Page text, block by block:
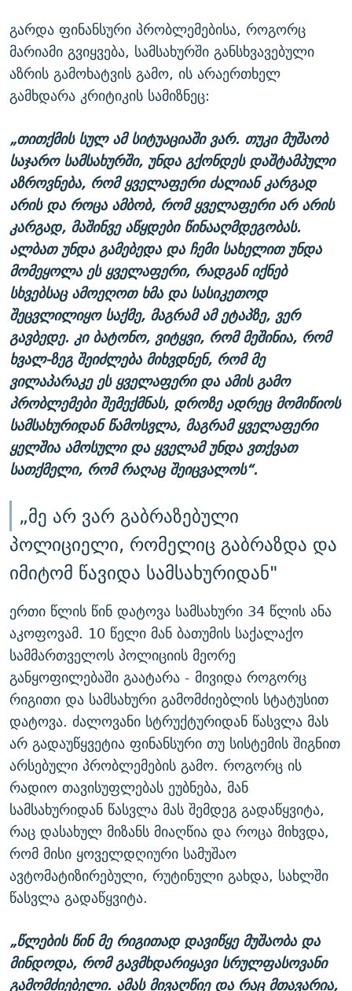
გარდა ფინანსური პრობლემებისა, როგორც
მარიამი გვიყვება, სამსახურში განსხვავებული
აზრის გამოხატვის გამო, ის არაერთხელ
გამხდარა კრიტიკის სამიზნეც:
„თითქმის სულ ამ სიტუაციაში ვარ. თუკი მუშაობ
საჯარო სამსახურში, უნდა გქონდეს დაშტამპული
აზროვნება, რომ ყველაფერი ძალიან კარგად
არის და როცა ამბობ, რომ ყველაფერი არ არის
კარგად, მაშინვე აწყდები წინააღმდეგობას.
ალბათ უნდა გამებედა და ჩემი სახელით უნდა
მომეყოლა ეს ყველაფერი, რადგან იქნებ
სხვებსაც ამოეღოთ ხმა და სასიკეთოდ
შეცვლილიყო საქმე, მაგრამ ამ ეტაპზე, ვერ
გავბედე. კი ბატონო, ვიტყვი, რომ მეშინია, რომ
ხვალ-ზეგ შეიძლება მიხვდნენ, რომ მე
ვილაპარაკე ეს ყველაფერი და ამის გამო
პრობლემები შემექმნას, დროზე ადრეც მომიწიოს
სამსახურიდან წამოსვლა, მაგრამ ყველაფერი
ყელშია ამოსული და ყველამ უნდა ვთქვათ
სათქმელი, რომ რაღაც შეიცვალოს“.
„მე არ ვარ გაბრაზებული
პოლიციელი, რომელიც გაბრაზდა და
იმიტომ წავიდა სამსახურიდან"
ერთი წლის წინ დატოვა სამსახური 34 წლის ანა
აკოფოვამ. 10 წელი მან ბათუმის საქალაქო
სამმართველოს პოლიციის მეორე
განყოფილებაში გაატარა - მივიდა როგორც
რიგითი და სამსახური გამომძიებლის სტატუსით
დატოვა. ძალოვანი სტრუქტურიდან წასვლა მას
არ გადაუწყვეტია ფინანსური თუ სისტემის შიგნით
არსებული პრობლემების გამო. როგორც ის
რადიო თავისუფლებას ეუბნება, მან
სამსახურიდან წასვლა მას შემდეგ გადაწყვიტა,
რაც დასახულ მიზანს მიაღწია და როცა მიხვდა,
რომ მისი ყოველდღიური სამუშაო
ავტომატიზირებული, რუტინული გახდა, სახლში
წასვლა გადაწყვიტა.
„წლების წინ მე რიგითად დავიწყე მუშაობა და
მინდოდა, რომ გავმხდარიყავი სრულფასოვანი
გამომძიებელი. ამას მივაღწიე და რაც მთავარია,